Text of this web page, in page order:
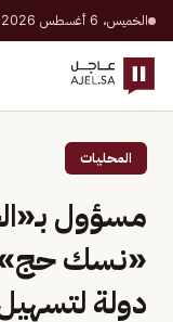
الخميس، 6 أغسطس 2026 · 23 صفر 1448 هـ
المحليات
مسؤول
دولة